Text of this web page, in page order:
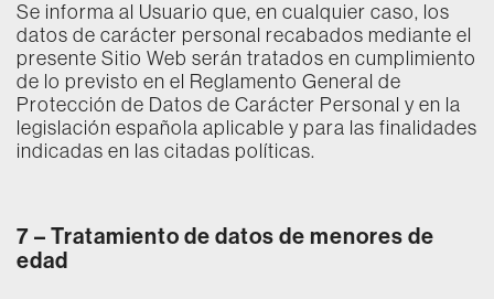
Se informa al Usuario que, en cualquier caso, los
datos de carácter personal recabados mediante el
presente Sitio Web serán tratados en cumplimiento
de lo previsto en el Reglamento General de
Protección de Datos de Carácter Personal y en la
legislación española aplicable y para las finalidades
indicadas en las citadas políticas.
7 – Tratamiento de datos de menores de
edad